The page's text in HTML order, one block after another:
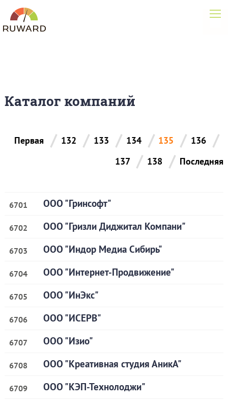
Каталог компаний
Первая / 132 / 133 / 134 / 135 / 136 /
137 / 138 / Последняя
6701 ООО "Гринсофт"
6702 ООО "Гризли Диджитал Компани"
6703 ООО "Индор Медиа Сибирь"
6704 ООО "Интернет-Продвижение"
6705 ООО "ИнЭкс"
6706 ООО "ИСЕРВ"
6707 ООО "Изио"
6708 ООО "Креативная студия АникА"
6709 ООО "КЭП-Технолоджи"